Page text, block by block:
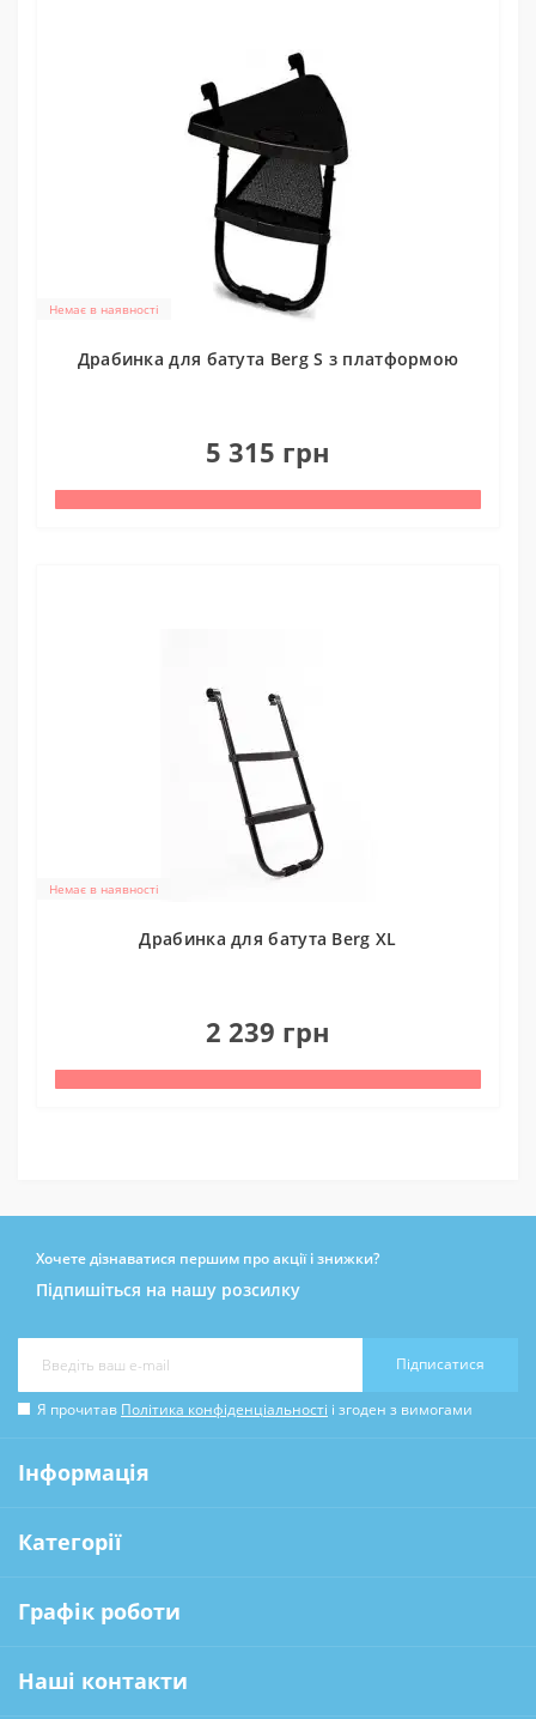
Немає в наявності
Драбинка для батута Berg S з платформою
5 315 грн
Немає в наявності
Драбинка для батута Berg XL
2 239 грн
Хочете дізнаватися першим про акції і знижки?
Підпишіться на нашу розсилку
Підписатися
Я прочитав Політика конфіденціальності і згоден з вимогами
Інформація
Категорії
Графік роботи
Наші контакти